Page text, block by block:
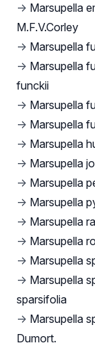
→ Marsupella
M.F.V.Corley
→ Marsupella
→ Marsupella
funckii
→ Marsupella
→ Marsupella
→ Marsupella
→ Marsupella
→ Marsupella
→ Marsupella
→ Marsupella
→ Marsupella
→ Marsupella
→ Marsupella
sparsifolia
→ Marsupella
Dumort.